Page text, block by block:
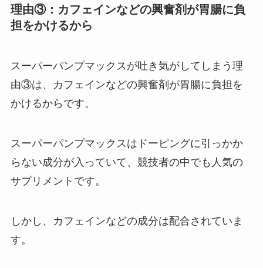
理由③：カフェインなどの興奮剤が胃腸に負
担をかけるから
スーパーパンプマックスが吐き気がしてしまう理
由③は、カフェインなどの興奮剤が胃腸に負担を
かけるからです。
スーパーパンプマックスはドーピングに引っかか
らない成分が入っていて、競技者の中でも人気の
サプリメントです。
しかし、カフェインなどの成分は配合されていま
す。